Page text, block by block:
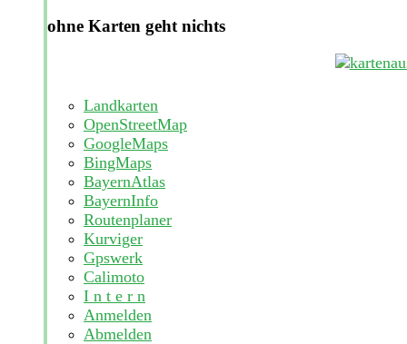
ohne Karten geht nichts
Landkarten
OpenStreetMap
GoogleMaps
BingMaps
BayernAtlas
BayernInfo
Routenplaner
Kurviger
Gpswerk
Calimoto
I n t e r n
Anmelden
Abmelden